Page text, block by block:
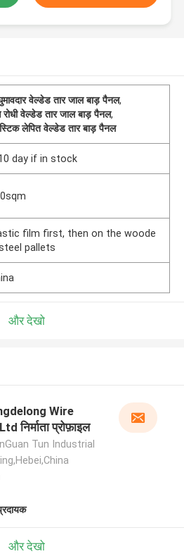
वेल्डेड तार जाल बाड़ पैनल,
वेल्डेड तार जाल बाड़ पैनल,
लेपित वेल्डेड तार बाड़ पैनल
day if in stock
film first, then on the woode
pallets
और देखो
Wire
निर्माता प्रोफ़ाइल
Tun Industrial
और देखो